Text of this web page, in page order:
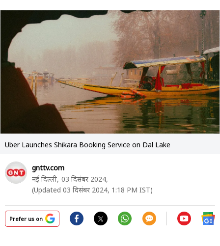
Uber Launches Shikara Booking Service on Dal Lake
gnttv.com
नई दिल्ली, 03 दिसंबर 2024,
(Updated 03 दिसंबर 2024, 1:18 PM IST)
Prefer us on